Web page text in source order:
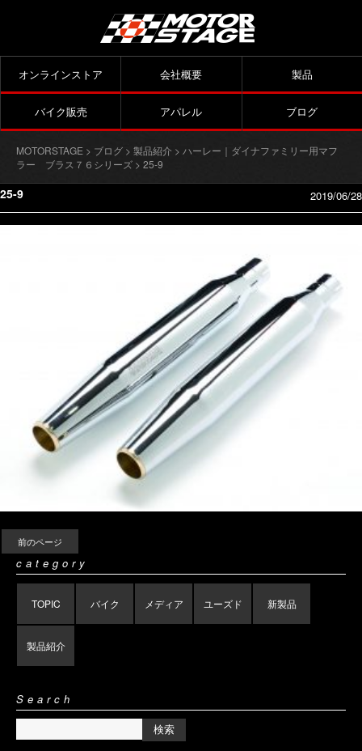
オンラインストア 会社概要 製品
バイク販売 アパレル ブログ
MOTORSTAGE > ブログ > 製品紹介 > ハーレー｜ダイナファミリー用マフ
ラー ブラス７６シリーズ > 25-9
25-9 2019/06/28
前のページ
category
TOPIC バイク メディア ユーズド 新製品
製品紹介
Search